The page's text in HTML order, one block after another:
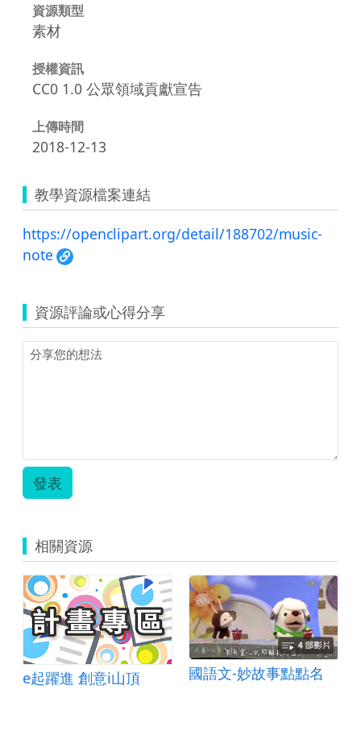
資源類型
素材
授權資訊
CC0 1.0 公眾領域貢獻宣告
上傳時間
2018-12-13
教學資源檔案連結
https://openclipart.org/detail/188702/music-
note
資源評論或心得分享
發表
相關資源
e起躍進 創意i山頂 國語文-妙故事點點名